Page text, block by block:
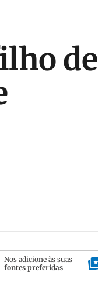
de
Nos adicione às suas
fontes preferidas